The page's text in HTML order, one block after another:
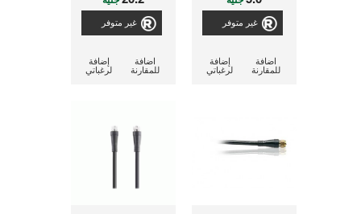
غير متوفر
إضافة
لرغباتي
اضافة
للمقارنة
غير متوفر
إضافة
لرغباتي
اضافة
للمقارنة